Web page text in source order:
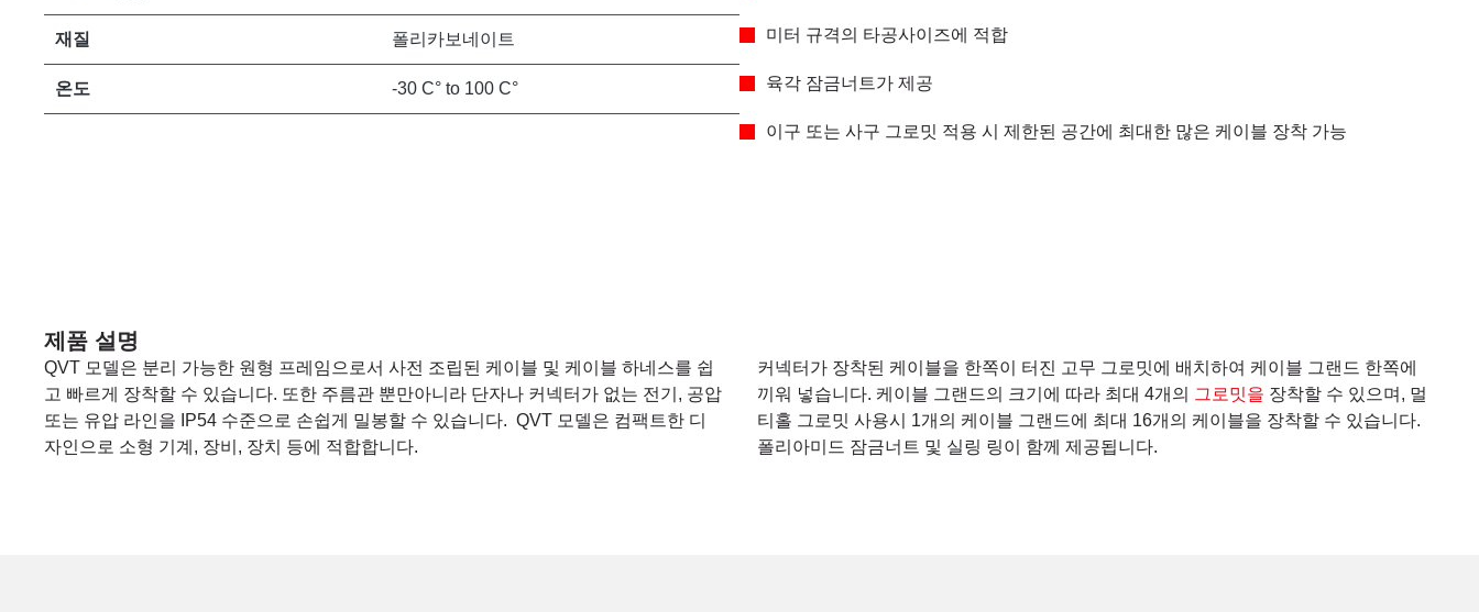
재질 폴리카보네이트
온도 -30 C° to 100 C°
미터 규격의 타공사이즈에 적합
육각 잠금너트가 제공
이구 또는 사구 그로밋 적용 시 제한된 공간에 최대한 많은 케이블 장착 가능
제품 설명
QVT 모델은 분리 가능한 원형 프레임으로서 사전 조립된 케이블 및 케이블 하네스를 쉽
고 빠르게 장착할 수 있습니다. 또한 주름관 뿐만아니라 단자나 커넥터가 없는 전기, 공압
또는 유압 라인을 IP54 수준으로 손쉽게 밀봉할 수 있습니다. QVT 모델은 컴팩트한 디
자인으로 소형 기계, 장비, 장치 등에 적합합니다.
커넥터가 장착된 케이블을 한쪽이 터진 고무 그로밋에 배치하여 케이블 그랜드 한쪽에
끼워 넣습니다. 케이블 그랜드의 크기에 따라 최대 4개의 그로밋을 장착할 수 있으며, 멀
티홀 그로밋 사용시 1개의 케이블 그랜드에 최대 16개의 케이블을 장착할 수 있습니다.
폴리아미드 잠금너트 및 실링 링이 함께 제공됩니다.